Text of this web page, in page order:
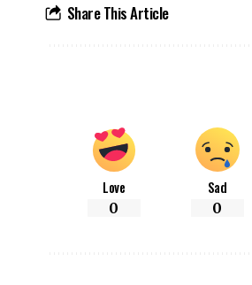
Share This Article
Love
0
Sad
0